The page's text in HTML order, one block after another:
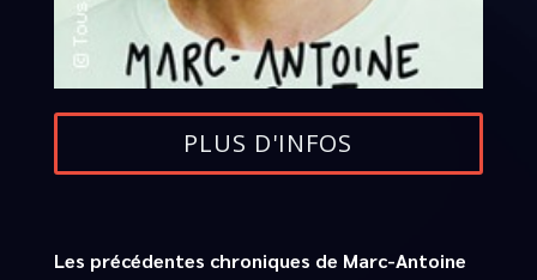
PLUS D'INFOS
Les précédentes chroniques de Marc-Antoine